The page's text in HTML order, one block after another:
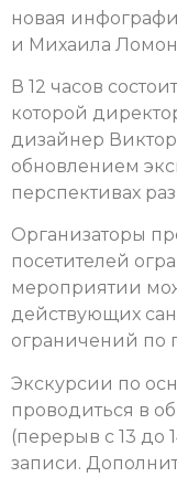
новая
и Михаила
В 12 часов
которой
дизайнер Виктор
обновлением
перспективах
Организаторы
посетителей
мероприятии
действующих
ограничений по
Экскурсии по
проводиться в
(перерыв с 13 до
записи.